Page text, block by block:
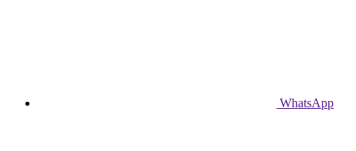
WhatsApp